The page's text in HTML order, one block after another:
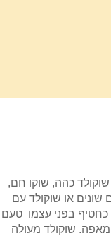
שוקולד כהה, שוקו חם,
שונים או שוקולד עם
כחטיף בפני עצמו טעם
מאפה. שוקולד מעולה